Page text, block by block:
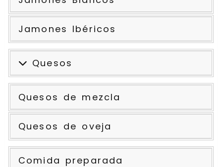
Jamones Ibéricos
Quesos
Quesos de mezcla
Quesos de oveja
Comida preparada